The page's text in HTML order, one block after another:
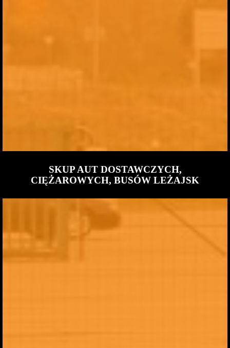
SKUP AUT DOSTAWCZYCH,
CIĘŻAROWYCH, BUSÓW LEŻAJSK